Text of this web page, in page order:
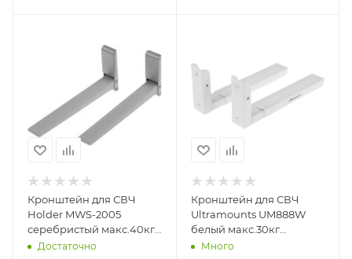
Кронштейн для СВЧ
Holder MWS-2005
серебристый макс.40кг
настенный
Достаточно
Кронштейн для СВЧ
Ultramounts UM888W
белый макс.30кг
настенный
Много